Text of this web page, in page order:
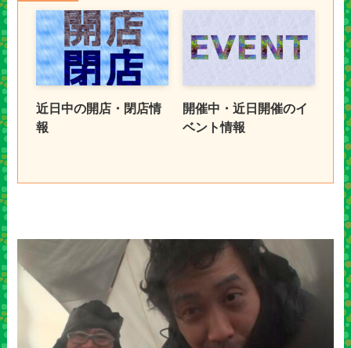
近日中の開店・閉店情
報
開催中・近日開催のイ
ベント情報